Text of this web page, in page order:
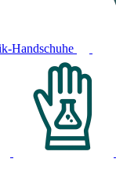
Handschuhe